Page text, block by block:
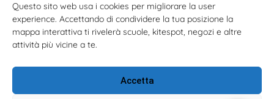
Questo sito web usa i cookies per migliorare la user
experience. Accettando di condividere la tua posizione la
mappa interattiva ti rivelerà scuole, kitespot, negozi e altre
attività più vicine a te.
Accetta